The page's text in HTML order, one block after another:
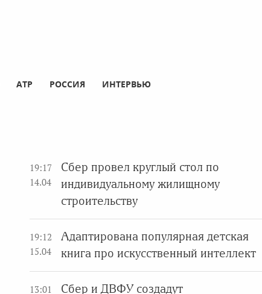
АТР РОССИЯ ИНТЕРВЬЮ
19:17
14.04
Сбер провел круглый стол по
индивидуальному жилищному
строительству
19:12
15.04
Адаптирована популярная детская
книга про искусственный интеллект
13:01
Сбер и ДВФУ создадут